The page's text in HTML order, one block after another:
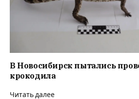
В Новосибирск пытались
крокодила
Читать далее